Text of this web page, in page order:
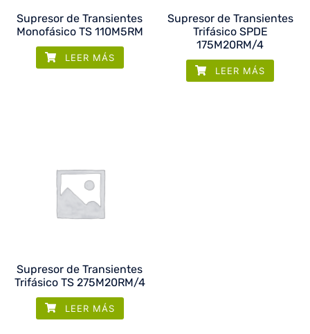
Supresor de Transientes
Monofásico TS 110M5RM
LEER MÁS
Supresor de Transientes
Trifásico SPDE
175M20RM/4
LEER MÁS
Supresor de Transientes
Trifásico TS 275M20RM/4
LEER MÁS